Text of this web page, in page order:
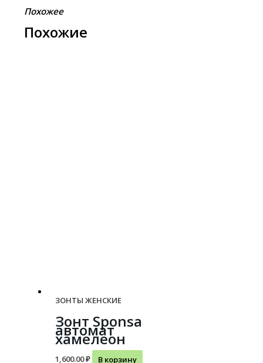
Похожее
Похожие
ЗОНТЫ ЖЕНСКИЕ
Зонт Sponsa
автомат
хамелеон
1,600.00₽
В корзину